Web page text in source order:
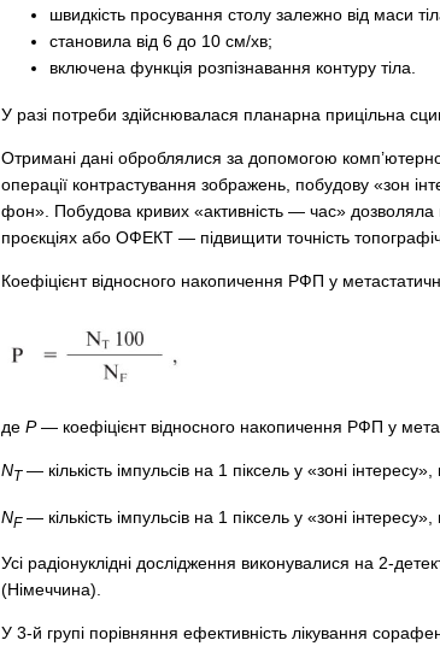
швидкість просування столу залежно від маси
становила від 6 до 10 см/хв;
включена функція розпізнавання контуру тіла.
У разі потреби здійснювалася планарна прицільна
Отримані дані оброблялися за допомогою
операції контрастування зображень, побудову «зон
фон». Побудова кривих «активність — час» дозволяла
проєкціях або ОФЕКТ — підвищити точність
Коефіцієнт відносного накопичення РФП у
де Р— коефіцієнт відносного накопичення РФП у
NT— кількість імпульсів на 1 піксель у «зоні
NF— кількість імпульсів на 1 піксель у «зоні
Усі радіонуклідні дослідження виконувалися на 2-
(Німеччина).
У 3-й групі порівняння ефективність лікування